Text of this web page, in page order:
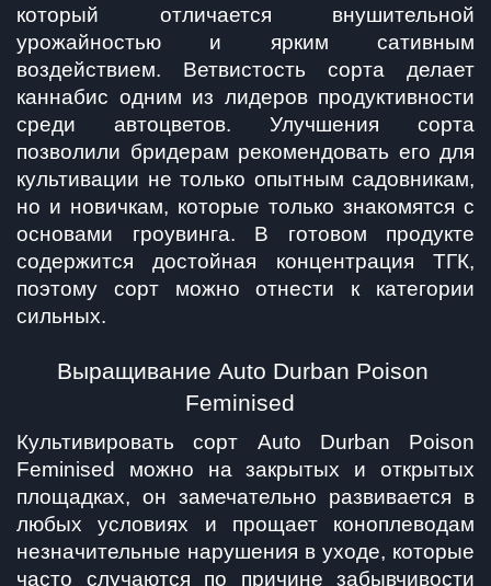
который отличается внушительной
урожайностью и ярким сативным
воздействием. Ветвистость сорта делает
каннабис одним из лидеров продуктивности
среди автоцветов. Улучшения сорта
позволили бридерам рекомендовать его для
культивации не только опытным садовникам,
но и новичкам, которые только знакомятся с
основами гроувинга. В готовом продукте
содержится достойная концентрация ТГК,
поэтому сорт можно отнести к категории
сильных.
Выращивание Auto Durban Poison
Feminised
Культивировать сорт Auto Durban Poison
Feminised можно на закрытых и открытых
площадках, он замечательно развивается в
любых условиях и прощает коноплеводам
незначительные нарушения в уходе, которые
часто случаются по причине забывчивости